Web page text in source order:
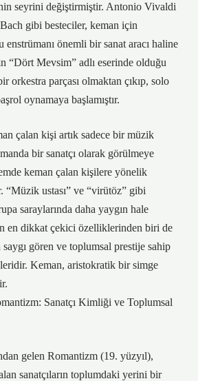
seyrini değiştirmiştir. Antonio Vivaldi
gibi besteciler, keman için
enstrümanı önemli bir sanat aracı haline
“Dört Mevsim” adlı eserinde olduğu
orkestra parçası olmaktan çıkıp, solo
oynamaya başlamıştır.
çalan kişi artık sadece bir müzik
bir sanatçı olarak görülmeye
keman çalan kişilere yönelik
“Müzik ustası” ve “virütöz” gibi
saraylarında daha yaygın hale
en dikkat çekici özelliklerinden biri de
gören ve toplumsal prestije sahip
Keman, aristokratik bir simge
Sanatçı Kimliği ve Toplumsal
gelen Romantizm (19. yüzyıl),
sanatçıların toplumdaki yerini bir